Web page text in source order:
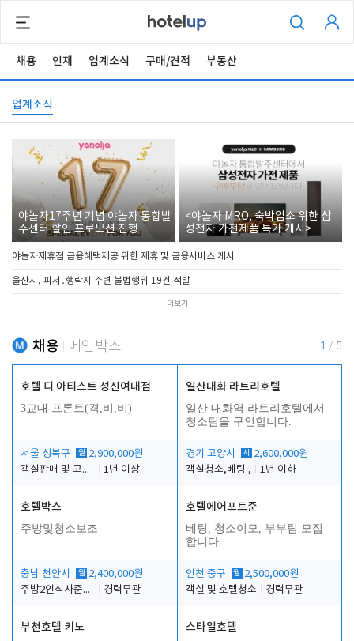
채용 인재 업계소식 구매/견적 부동산
업계소식
야놀자17주년 기념 야놀자 통합발
주센터 할인 프로모션 진행
<야놀자 MRO, 숙박업소 위한 삼
성전자 가전제품 특가 개시>
야놀자제휴점 금융혜택제공 위한 제휴 및 금융서비스 게시
울산시, 피서․행락지 주변 불법행위 19건 적발
더보기
채용 메인박스 1 / 5
호텔 디 아티스트 성신여대점
3교대 프론트(격,비,비)
서울 성북구 월 2,900,000원
객실판매 및 고객응대
1년 이상
일산대화 라트리호텔
일산 대화역 라트리호텔에서
청소팀을 구인합니다.
경기 고양시 시
2,600,000원
객실청소,베팅 ,
1년 이하
호텔박스
주방및청소보조
충남 천안시 월 2,400,000원
주방2인식사준비및청소린렌보조
경력무관
호텔에어포트준
베팅, 청소이모, 부부팀 모집
합니다.
인천 중구 월 2,500,000원
객실 및 호텔청소
경력무관
부천호텔 키노 스타일호텔